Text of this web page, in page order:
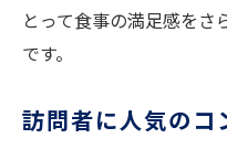
驚きと満足が詰ま
常連客が語るお
とって食事の満足感をさ
です。
訪問者に人気のコ